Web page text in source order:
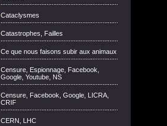
Cataclysmes
Catastrophes, Failles
Ce que nous faisons subir aux animaux
Censure, Espionnage, Facebook,
Google, Youtube, NS
Censure, Facebook, Google, LICRA,
CRIF
CERN, LHC